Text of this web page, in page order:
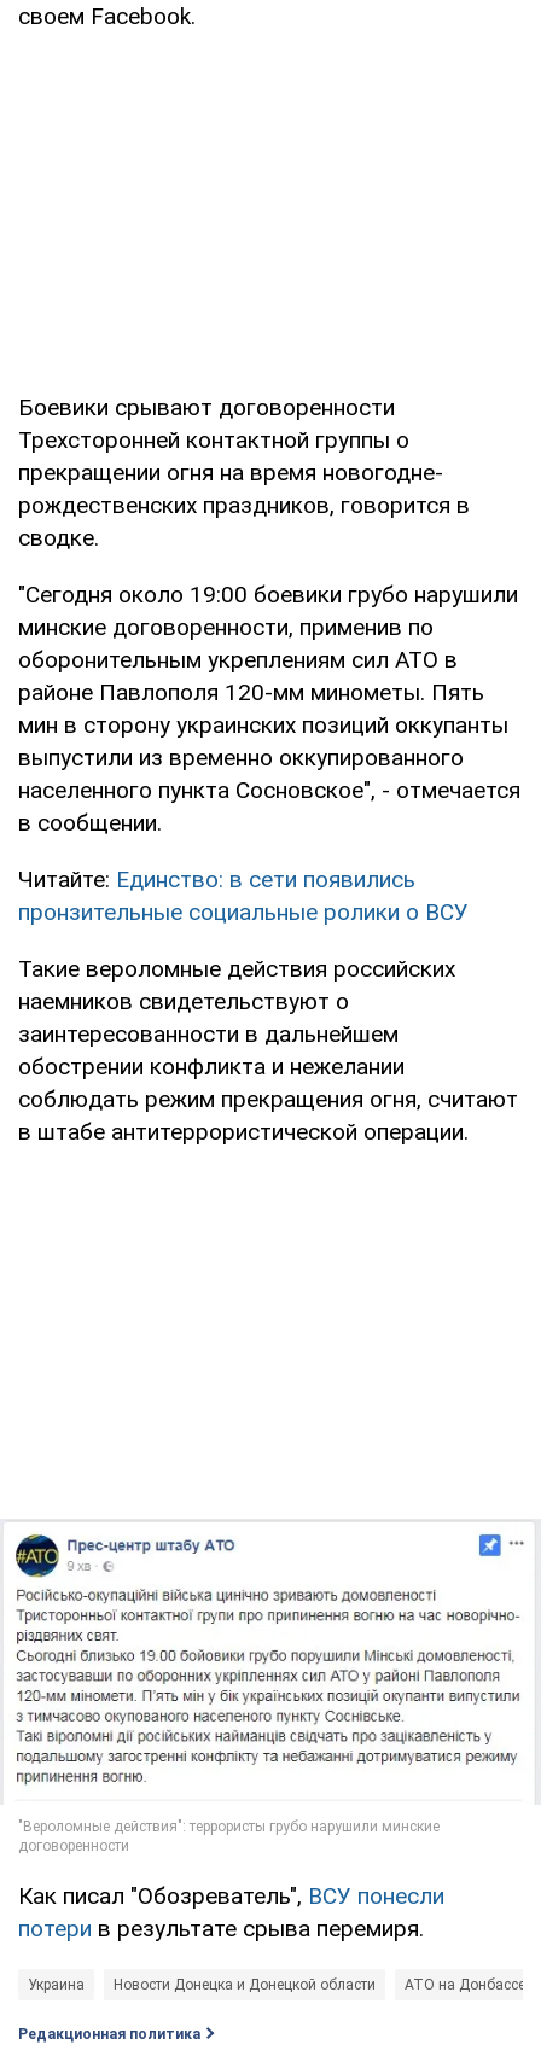
своем Facebook.
Боевики срывают договоренности
Трехсторонней контактной группы о
прекращении огня на время новогодне-
рождественских праздников, говорится в
сводке.
"Сегодня около 19:00 боевики грубо нарушили
минские договоренности, применив по
оборонительным укреплениям сил АТО в
районе Павлополя 120-мм минометы. Пять
мин в сторону украинских позиций оккупанты
выпустили из временно оккупированного
населенного пункта Сосновское", - отмечается
в сообщении.
Читайте: Единство: в сети появились
пронзительные социальные ролики о ВСУ
Такие вероломные действия российских
наемников свидетельствуют о
заинтересованности в дальнейшем
обострении конфликта и нежелании
соблюдать режим прекращения огня, считают
в штабе антитеррористической операции.
Как писал "Обозреватель", ВСУ понесли
потери в результате срыва перемиря.
Украина Новости Донецка и Донецкой области АТО на Донбассе
Редакционная политика